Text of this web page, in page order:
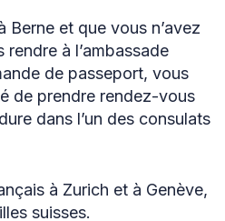
Berne et que vous n’avez
rendre à l’ambassade
de passeport, vous
de prendre rendez-vous
dans l’un des consulats
à Zurich et à Genève,
suisses.